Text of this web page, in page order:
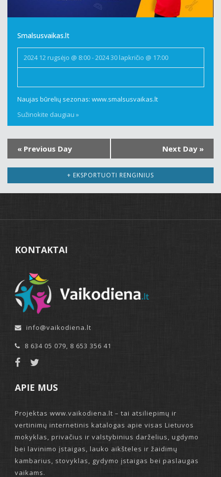
Smalsusvaikas.lt
2024 12 rugsėjo @ 8:00-2024 30 lapkričio @ 17:00
Naujas būrelių sezonas: www.smalsusvaikas.lt
Sužinokite daugiau »
« Previous Day Next Day »
+ EKSPORTUOTI RENGINIUS
KONTAKTAI
info@vaikodiena.lt
8 634 05 079, 8 653 356 41
APIE MUS
Projektas www.vaikodiena.lt – tai atsiliepimų ir
vertinimų internetinis katalogas apie visas Lietuvos
mokyklas, privačius ir valstybinius darželius, ugdymo
bei lavinimo įstaigas, lauko aikšteles ir žaidimų
kambarius, stovyklas, gydymo įstaigas bei paslaugas
vaikams.